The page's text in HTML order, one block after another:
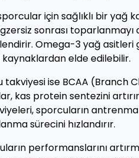
için sağlıklı bir yağ
sonrası toparlanmayı
Omega-3 yağ
elde edilebilir.
ise BCAA (Branch
kas protein sentezini
sporcuların
sürecini hızlandırır.
performanslarını